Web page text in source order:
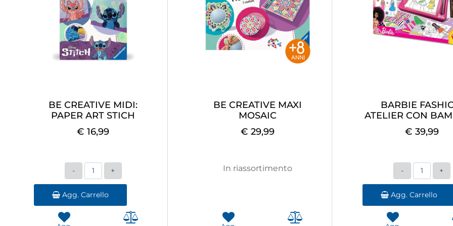
BE CREATIVE MIDI:
PAPER ART STICH
€ 16,99
Quantità
Agg. Carrello
BE CREATIVE MAXI
MOSAIC
€ 29,99
In riassortimento
BARBIE
ATELIER CON
€ 39,99
Quantità
Agg. Carrello